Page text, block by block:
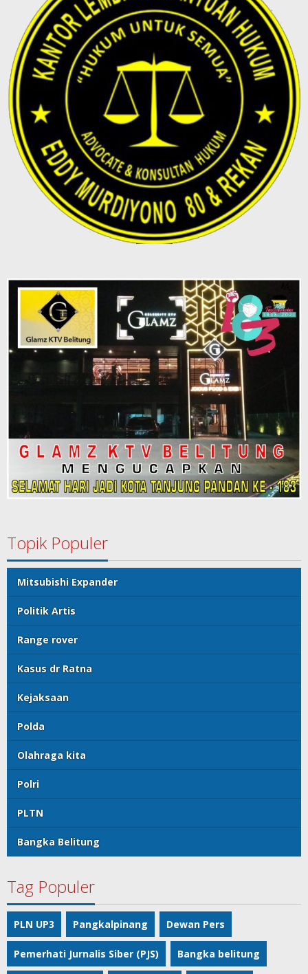
Topik Populer
Mitsubishi Expander
Politik Artis
Range rover
Kasus dr Ratna
Kejaksaan
Polda
Olahraga kita
Polri
PLTN
Bangka Belitung
Tag Populer
PLN UP3 Pangkalpinang Dewan Pers
Pemerhati Jurnalis Siber (PJS) Bangka belitung